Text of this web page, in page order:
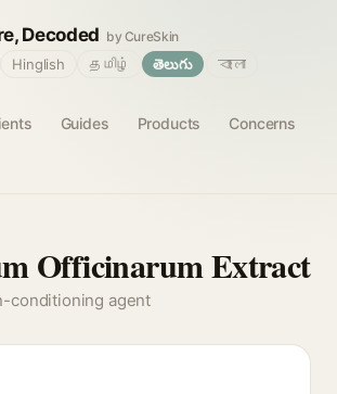
Decoded by CureSkin
Guides Products
Concerns
Hinglish தமிழ் తెలుగు
বাংলা
Officinarum Extract
conditioning agent